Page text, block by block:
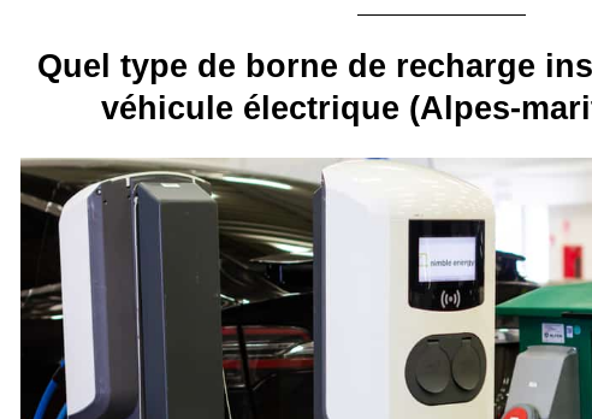
Quel type de borne de recharge
véhicule électrique (Alpes-